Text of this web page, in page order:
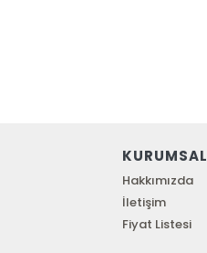
KURUMSAL
Hakkımızda
İletişim
Fiyat Listesi